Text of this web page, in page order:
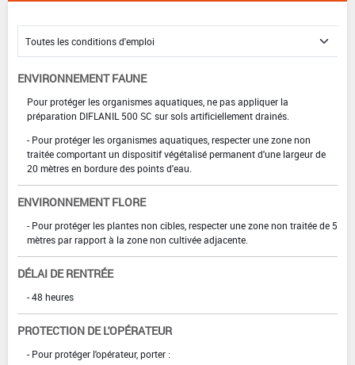
ENVIRONNEMENT FAUNE
Pour protéger les organismes aquatiques, ne pas appliquer la
préparation DIFLANIL 500 SC sur sols artificiellement drainés.
- Pour protéger les organismes aquatiques, respecter une zone non
traitée comportant un dispositif végétalisé permanent d'une largeur de
20 mètres en bordure des points d'eau.
ENVIRONNEMENT FLORE
- Pour protéger les plantes non cibles, respecter une zone non traitée de 5
mètres par rapport à la zone non cultivée adjacente.
DÉLAI DE RENTRÉE
- 48 heures
PROTECTION DE L'OPÉRATEUR
- Pour protéger l'opérateur, porter :